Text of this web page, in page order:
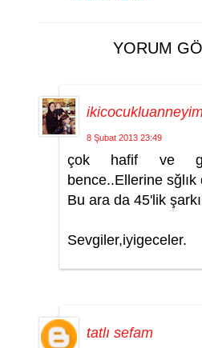
YORUM
8 Şubat 2013 23:49
çok hafif ve
bence..Ellerine sğlık
Bu ara da 45'lik
Sevgiler,iyigeceler.
tatlı sefam